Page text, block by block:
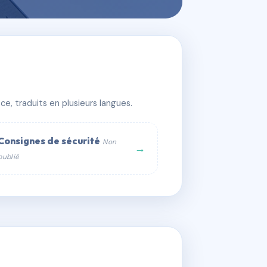
traduits en plusieurs langues.
de sécurité Non
→